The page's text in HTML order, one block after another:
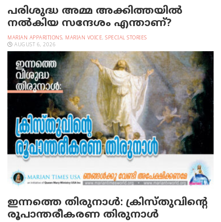
പരിശുദ്ധ അമ്മ അക്കിത്തയില്‍
നല്‍കിയ സന്ദേശം എന്താണ്?
MARIAN APPARITIONS, MARIAN VOICE, SPECIAL STORIES
AUGUST 6, 2026
ഇന്നത്തെ തിരുനാള്‍: ക്രിസ്തുവിന്റെ
രൂപാന്തരീകരണ തിരുനാള്‍